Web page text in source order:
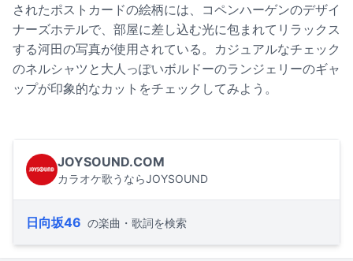
されたポストカードの絵柄には、コペンハーゲンのデザイ
ナーズホテルで、部屋に差し込む光に包まれてリラックス
する河田の写真が使用されている。カジュアルなチェック
のネルシャツと大人っぽいボルドーのランジェリーのギャ
ップが印象的なカットをチェックしてみよう。
JOYSOUND.COM
カラオケ歌うならJOYSOUND
日向坂46 の楽曲・歌詞を検索